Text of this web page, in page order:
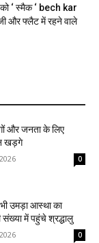
‘ स्मैक ‘ bech kar
और फ्लैट में रहने वाले
और जनता के लिए
खड़गे
0
उमड़ा आस्था का
में पहुंचे श्रद्धालु
0